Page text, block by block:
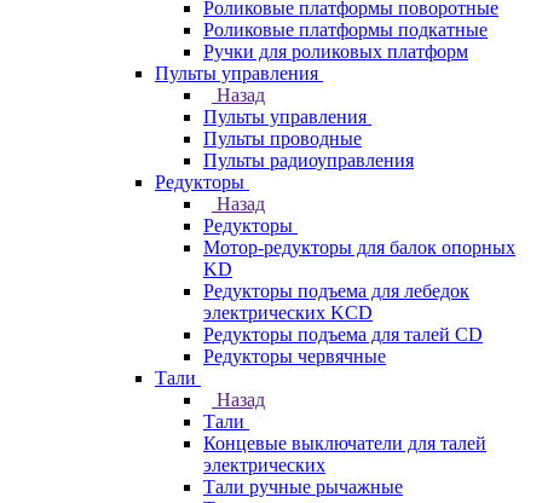
Роликовые платформы поворотные
Роликовые платформы подкатные
Ручки для роликовых платформ
Пульты управления
Назад
Пульты управления
Пульты проводные
Пульты радиоуправления
Редукторы
Назад
Редукторы
Мотор-редукторы для балок опорных
KD
Редукторы подъема для лебедок
электрических KCD
Редукторы подъема для талей CD
Редукторы червячные
Тали
Назад
Тали
Концевые выключатели для талей
электрических
Тали ручные рычажные